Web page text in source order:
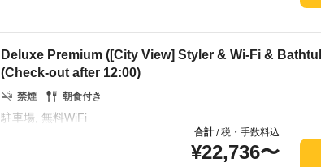
Deluxe Premium ([City View] Styler & Wi-Fi &
(Check-out after 12:00)
禁煙 朝食付き
合計/税・手数料込
¥22,736〜